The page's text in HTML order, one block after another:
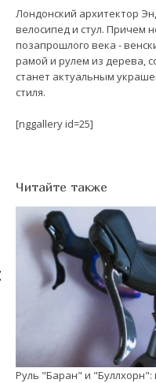
Лондонский архитектор
велосипед и стул. Причем
позапрошлого века -
рамой и рулем из дерева,
станет актуальным
стиля.
[nggallery id=25]
Читайте также
Руль "Баран" и "Буллхорн":